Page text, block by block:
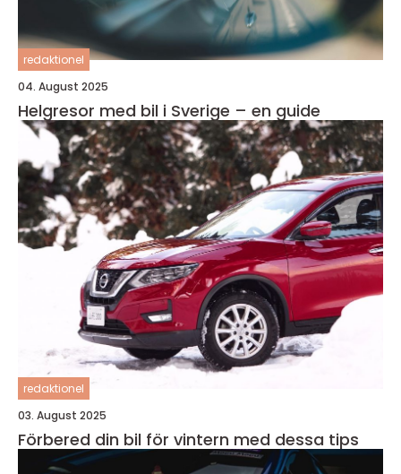
redaktionel
04. August 2025
Helgresor med bil i Sverige – en guide
redaktionel
03. August 2025
Förbered din bil för vintern med dessa tips